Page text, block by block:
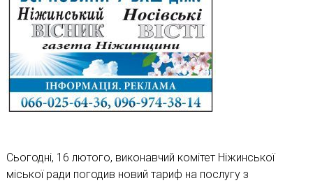
Сьогодні, 16 лютого, виконавчий комітет Ніжинської
міської ради погодив новий тариф на послугу з